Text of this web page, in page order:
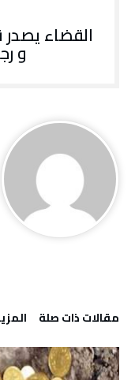
القضاء يصدر
و
‫مقالات ذات صلة‬